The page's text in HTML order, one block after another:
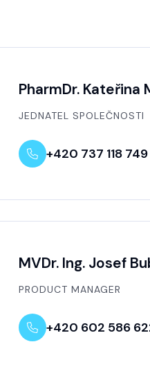
PharmDr. Kateřina
JEDNATEL SPOLEČNOSTI
Telefon
+420 737 118 749
MVDr. Ing. Josef
PRODUCT MANAGER
Telefon
+420 602 586